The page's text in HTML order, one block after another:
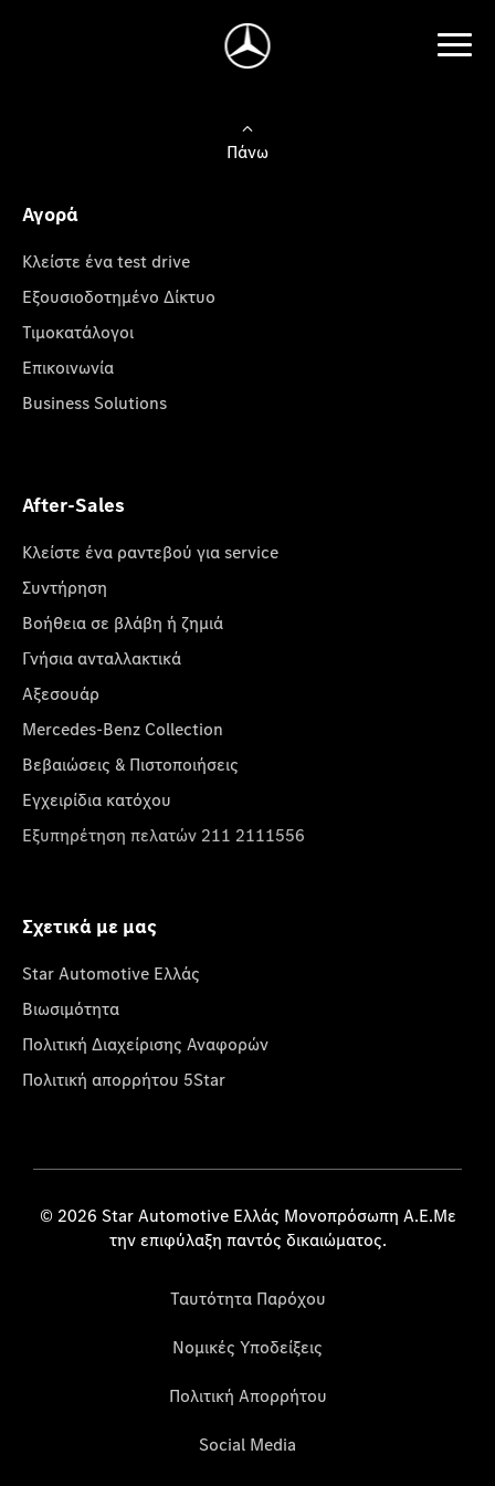
Πάνω
Αγορά
Κλείστε ένα test drive
Εξουσιοδοτημένο Δίκτυο
Τιμοκατάλογοι
Επικοινωνία
Business Solutions
After-Sales
Κλείστε ένα ραντεβού για service
Συντήρηση
Βοήθεια σε βλάβη ή ζημιά
Γνήσια ανταλλακτικά
Αξεσουάρ
Mercedes-Benz Collection
Βεβαιώσεις & Πιστοποιήσεις
Εγχειρίδια κατόχου
Εξυπηρέτηση πελατών 211 2111556
Σχετικά με μας
Star Automotive Ελλάς
Βιωσιμότητα
Πολιτική Διαχείρισης Αναφορών
Πολιτική απορρήτου 5Star
© 2026 Star Automotive Ελλάς Μονοπρόσωπη Α.Ε.Με
την επιφύλαξη παντός δικαιώματος.
Ταυτότητα Παρόχου
Νομικές Υποδείξεις
Πολιτική Απορρήτου
Social Media